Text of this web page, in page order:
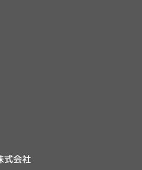
式会社